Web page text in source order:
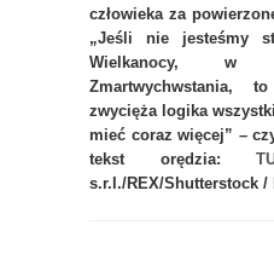
człowieka za
„Jeśli nie jesteśmy
Wielkanocy, w
Zmartwychwstania,
zwycięża logika
mieć coraz więcej” –
tekst orędzia:
s.r.l./REX/Shutterstock /